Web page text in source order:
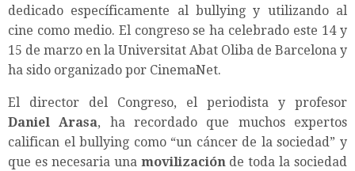
dedicado específicamente al bullying y utilizando al
cine como medio. El congreso se ha celebrado este 14 y
15 de marzo en la Universitat Abat Oliba de Barcelona y
ha sido organizado por CinemaNet.
El director del Congreso, el periodista y profesor
Daniel Arasa, ha recordado que muchos expertos
califican el bullying como “un cáncer de la sociedad” y
que es necesaria una movilizaciónde toda la sociedad